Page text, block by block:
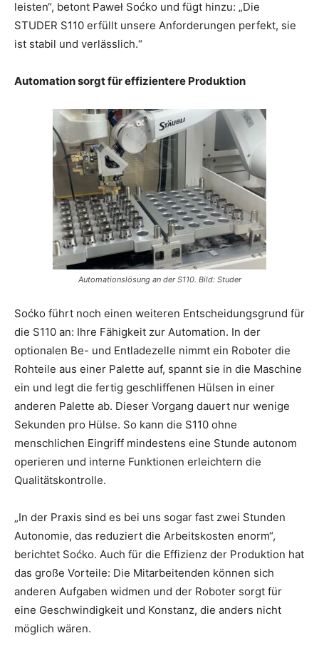
leisten“, betont Paweł Soćko und fügt hinzu: „Die
STUDER S110 erfüllt unsere Anforderungen perfekt, sie
ist stabil und verlässlich.“
Automation sorgt für effizientere Produktion
Automationslösung an der S110. Bild: Studer
Soćko führt noch einen weiteren Entscheidungsgrund für
die S110 an: Ihre Fähigkeit zur Automation. In der
optionalen Be- und Entladezelle nimmt ein Roboter die
Rohteile aus einer Palette auf, spannt sie in die Maschine
ein und legt die fertig geschliffenen Hülsen in einer
anderen Palette ab. Dieser Vorgang dauert nur wenige
Sekunden pro Hülse. So kann die S110 ohne
menschlichen Eingriff mindestens eine Stunde autonom
operieren und interne Funktionen erleichtern die
Qualitätskontrolle.
„In der Praxis sind es bei uns sogar fast zwei Stunden
Autonomie, das reduziert die Arbeitskosten enorm“,
berichtet Soćko. Auch für die Effizienz der Produktion hat
das große Vorteile: Die Mitarbeitenden können sich
anderen Aufgaben widmen und der Roboter sorgt für
eine Geschwindigkeit und Konstanz, die anders nicht
möglich wären.